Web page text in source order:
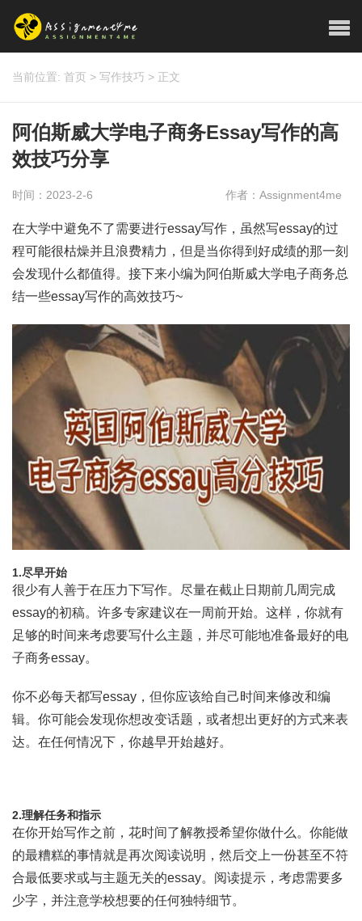
当前位置: 首页 > 写作技巧 > 正文
阿伯斯威大学电子商务Essay写作的高
效技巧分享
时间：2023-2-6 作者：Assignment4me
在大学中避免不了需要进行essay写作，虽然写essay的过
程可能很枯燥并且浪费精力，但是当你得到好成绩的那一刻
会发现什么都值得。接下来小编为阿伯斯威大学电子商务总
结一些essay写作的高效技巧~
1.尽早开始
很少有人善于在压力下写作。尽量在截止日期前几周完成
essay的初稿。许多专家建议在一周前开始。这样，你就有
足够的时间来考虑要写什么主题，并尽可能地准备最好的电
子商务essay。
你不必每天都写essay，但你应该给自己时间来修改和编
辑。你可能会发现你想改变话题，或者想出更好的方式来表
达。在任何情况下，你越早开始越好。
2.理解任务和指示
在你开始写作之前，花时间了解教授希望你做什么。你能做
的最糟糕的事情就是再次阅读说明，然后交上一份甚至不符
合最低要求或与主题无关的essay。阅读提示，考虑需要多
少字，并注意学校想要的任何独特细节。